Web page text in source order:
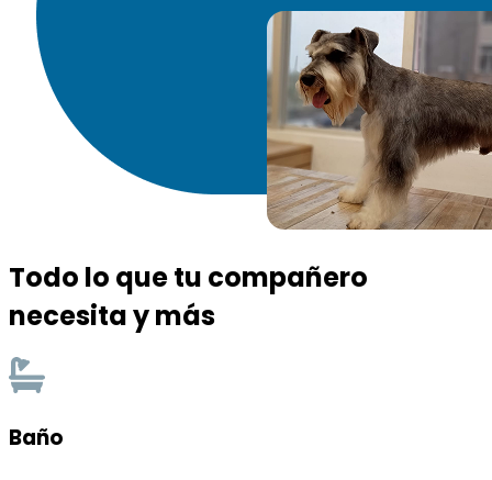
Todo lo que tu compañero
necesita y más
Baño